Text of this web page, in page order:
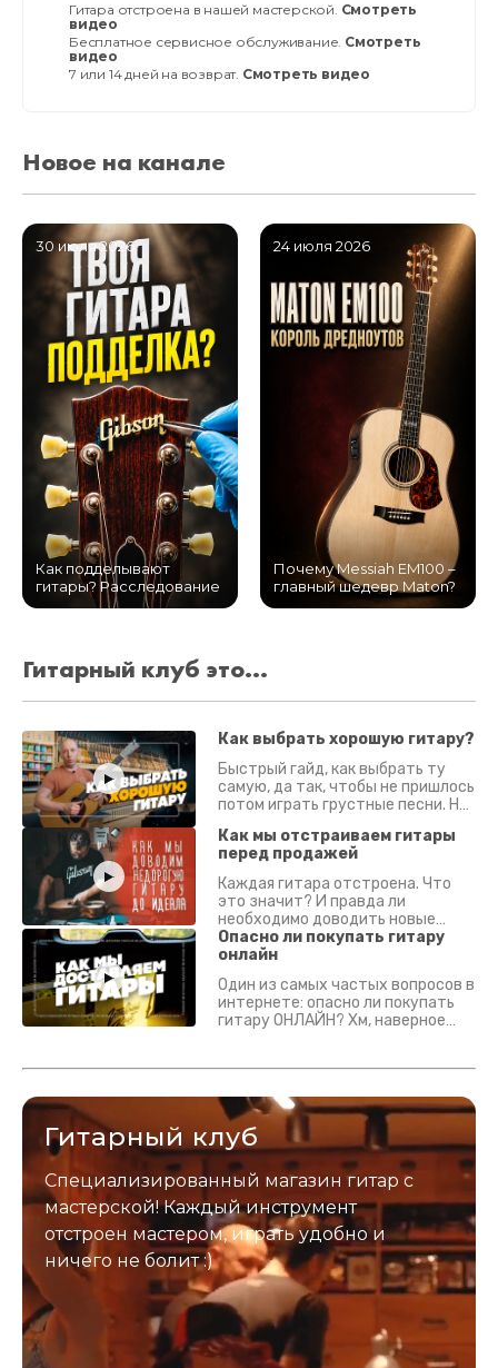
Гитара отстроена в нашей мастерской. Смотреть
видео
Бесплатное сервисное обслуживание. Смотреть
видео
7 или 14 дней на возврат. Смотреть видео
Новое на канале
30 июля 2026
Как подделывают
гитары? Расследование
24 июля 2026
Почему Messiah EM100 –
главный шедевр Maton?
Гитарный клуб это...
Как выбрать хорошую гитару?
Быстрый гайд, как выбрать ту
самую, да так, чтобы не пришлось
потом играть грустные песни. На
Как мы отстраиваем гитары
перед продажей
Каждая гитара отстроена. Что
это значит? И правда ли
необходимо доводить новые
гитары? Если кратко - да.
Подробно - в видео :)
Опасно ли покупать гитару
онлайн
Один из самых частых вопросов в
интернете: опасно ли покупать
гитару ОНЛАЙН? Хм, наверное
застрахован. Случись что -
Гитарный клуб
Специализированный магазин гитар с
мастерской! Каждый инструмент
отстроен мастером, играть удобно и
ничего не болит :)